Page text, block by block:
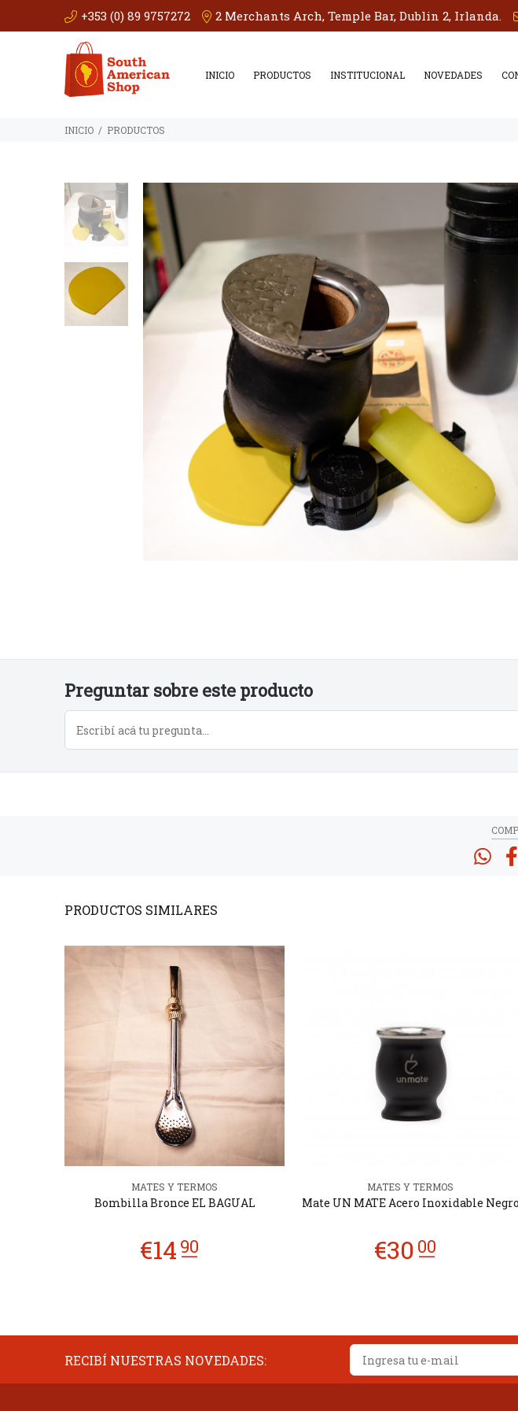
+353 (0) 89 9757272 2 Merchants Arch, Temple Bar, Dublin 2, Irlanda.
INICIO PRODUCTOS INSTITUCIONAL NOVEDADES
INICIO PRODUCTOS
Preguntar sobre este producto
PRODUCTOS SIMILARES
MATES Y TERMOS
Bombilla Bronce EL BAGUAL
MATES Y TERMOS
Mate UN MATE Acero Inoxidable Negro
RECIBÍ NUESTRAS NOVEDADES: